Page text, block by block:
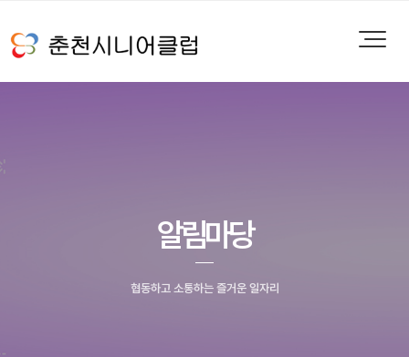
알림마당
협동하고 소통하는 즐거운 일자리